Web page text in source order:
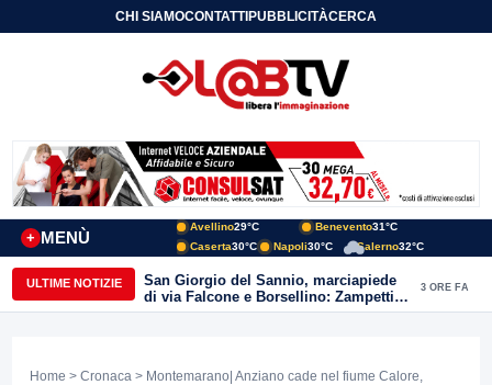
CHI SIAMOCONTATTIPUBBLICITÀCERCA
MENÙ
+
Avellino29°C Benevento31°C
Caserta30°C Napoli30°C Salerno32°C
ULTIME NOTIZIE
San Giorgio del Sannio, marciapiede
di via Falcone e Borsellino: Zampetti e
Lombardi replicano alle polemiche
3 ORE FA
Home > Cronaca > Montemarano| Anziano cade nel fiume Calore,